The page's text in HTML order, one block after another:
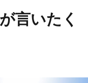
言いたく